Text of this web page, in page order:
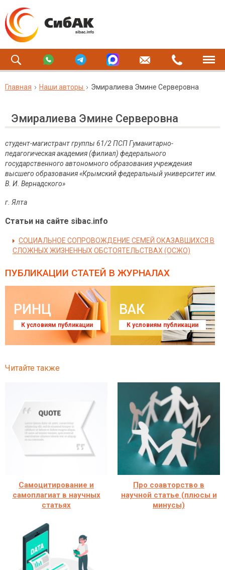
Главная Наши авторы Эмиралиева Эмине Серверовна
Эмиралиева Эмине Серверовна
студент-магистрант группы 61/2 ПСП Гуманитарно-
педагогическая академия (филиал) федерального
государственного автономного образования учреждения
высшего образования «Крымский федеральный университет им.
В. И. Вернадского»
г. Ялта
Статьи на сайте sibac.info
СОЦИАЛЬНОЕ СОПРОВОЖДЕНИЕ СЕМЕЙ ОКАЗАВШИХСЯ В
СЛОЖНЫХ ЖИЗНЕННЫХ ОБСТОЯТЕЛЬСТВАХ (ОСЖО)
ПУБЛИКАЦИИ СТАТЕЙ В ЖУРНАЛАХ
РИНЦ
К условиям публикации
ВАК
К условиям публикации
Читайте также
Самоцитирование и
самоплагиат в научных
статьях
Про соавторство в
научной статье (плюсы и
минусы)